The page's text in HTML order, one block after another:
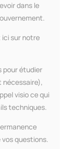
dans le
sur notre
pour étudier
nécessaire),
visio ce qui
techniques.
questions.